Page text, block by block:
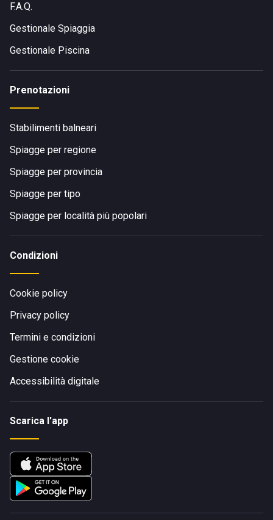
F.A.Q.
Gestionale Spiaggia
Gestionale Piscina
Prenotazioni
Stabilimenti balneari
Spiagge per regione
Spiagge per provincia
Spiagge per tipo
Spiagge per località più popolari
Condizioni
Cookie policy
Privacy policy
Termini e condizioni
Gestione cookie
Accessibilità digitale
Scarica l'app